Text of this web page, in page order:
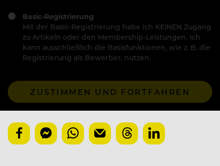
Basic-Registrierung
Mit der Basic-Registrierung habe ich KEINEN Zugang
zu Artikeln oder den Membership-Leistungen. Ich
kann ausschließlich die Basisfunktionen, wie z. B. die
Registrierung als Bewerber, nutzen.
ZUSTIMMEN UND FORTFAHREN